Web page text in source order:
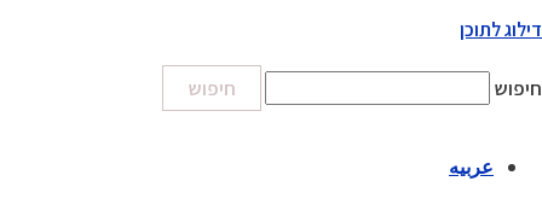
דילוג לתוכן
חיפוש חיפוש
عربيه